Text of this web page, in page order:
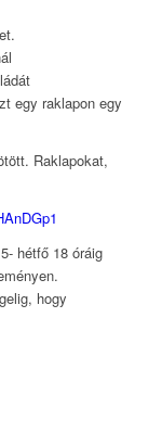
egy raklapon egy
Raklapokat,
hétfő 18 óráig
hogy